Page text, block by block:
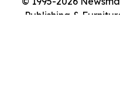
Publishing &